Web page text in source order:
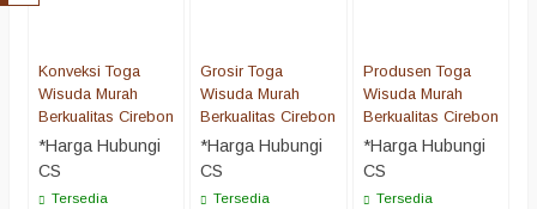
Konveksi Toga
Wisuda Murah
Berkualitas Cirebon
*Harga Hubungi
CS
Tersedia
Grosir Toga
Wisuda Murah
Berkualitas Cirebon
*Harga Hubungi
CS
Tersedia
Produsen Toga
Wisuda Murah
Berkualitas Cirebon
*Harga Hubungi
CS
Tersedia